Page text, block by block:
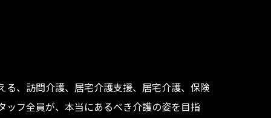
、訪問介護、居宅介護支援、居宅介護、保険
フ全員が、本当にあるべき介護の姿を目指